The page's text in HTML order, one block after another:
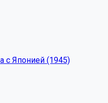
с Японией (1945)